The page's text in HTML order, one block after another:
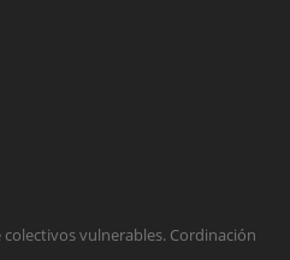
vulnerables. Cordinación